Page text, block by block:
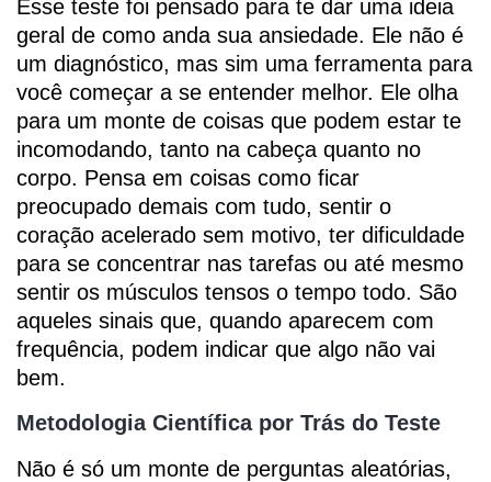
Esse teste foi pensado para te dar uma ideia
geral de como anda sua ansiedade. Ele não é
um diagnóstico, mas sim uma ferramenta para
você começar a se entender melhor. Ele olha
para um monte de coisas que podem estar te
incomodando, tanto na cabeça quanto no
corpo. Pensa em coisas como ficar
preocupado demais com tudo, sentir o
coração acelerado sem motivo, ter dificuldade
para se concentrar nas tarefas ou até mesmo
sentir os músculos tensos o tempo todo. São
aqueles sinais que, quando aparecem com
frequência, podem indicar que algo não vai
bem.
Metodologia Científica por Trás do Teste
Não é só um monte de perguntas aleatórias,